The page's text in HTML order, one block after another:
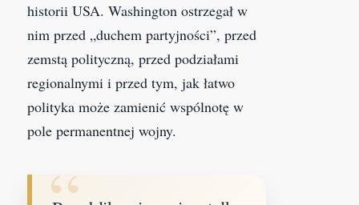
historii USA. Washington ostrzegał w
nim przed „duchem partyjności”, przed
zemstą polityczną, przed podziałami
regionalnymi i przed tym, jak łatwo
polityka może zamienić wspólnotę w
pole permanentnej wojny.